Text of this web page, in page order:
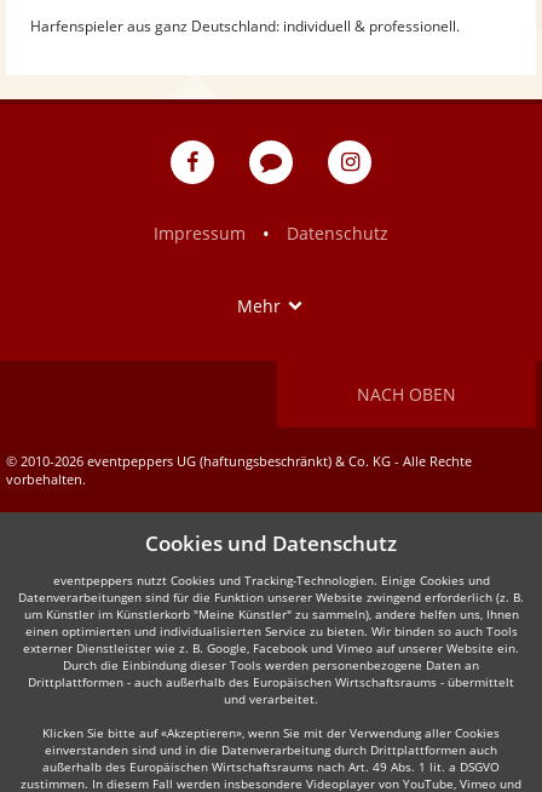
Harfenspieler aus ganz Deutschland: individuell & professionell.
eventpeppers
Blog
eventpeppers
Impressum
• Datenschutz
Mehr
NACH OBEN
© 2010-2026 eventpeppers UG (haftungsbeschränkt) & Co. KG - Alle Rechte
vorbehalten.
Cookies und Datenschutz
eventpeppers nutzt Cookies und Tracking-Technologien. Einige Cookies und
Datenverarbeitungen sind für die Funktion unserer Website zwingend erforderlich (z. B.
um Künstler im Künstlerkorb "Meine Künstler" zu sammeln), andere helfen uns, Ihnen
einen optimierten und individualisierten Service zu bieten. Wir binden so auch Tools
externer Dienstleister wie z. B. Google, Facebook und Vimeo auf unserer Website ein.
Durch die Einbindung dieser Tools werden personenbezogene Daten an
Drittplattformen - auch außerhalb des Europäischen Wirtschaftsraums - übermittelt
und verarbeitet.
Klicken Sie bitte auf «Akzeptieren», wenn Sie mit der Verwendung aller Cookies
einverstanden sind und in die Datenverarbeitung durch Drittplattformen auch
außerhalb des Europäischen Wirtschaftsraums nach Art. 49 Abs. 1 lit. a DSGVO
zustimmen. In diesem Fall werden insbesondere Videoplayer von YouTube, Vimeo und